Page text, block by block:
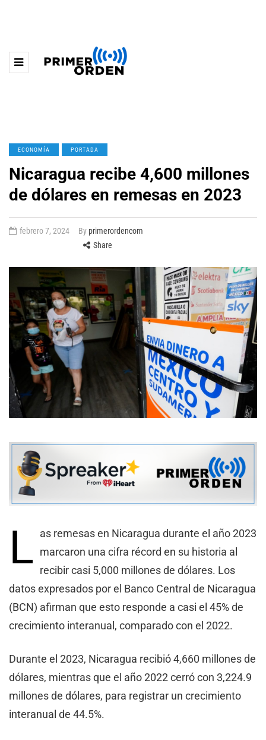
ECONOMÍA PORTADA
Nicaragua recibe 4,600 millones
de dólares en remesas en 2023
febrero 7, 2024 By primerordencom
Share
L
as remesas en Nicaragua durante el año 2023
marcaron una cifra récord en su historia al
recibir casi 5,000 millones de dólares. Los
datos expresados por el Banco Central de Nicaragua
(BCN) afirman que esto responde a casi el 45% de
crecimiento interanual, comparado con el 2022.
Durante el 2023, Nicaragua recibió 4,660 millones de
dólares, mientras que el año 2022 cerró con 3,224.9
millones de dólares, para registrar un crecimiento
interanual de 44.5%.